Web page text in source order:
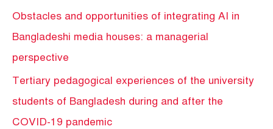
Obstacles and opportunities of integrating AI in
Bangladeshi media houses: a managerial
perspective
Tertiary pedagogical experiences of the university
students of Bangladesh during and after the
COVID-19 pandemic